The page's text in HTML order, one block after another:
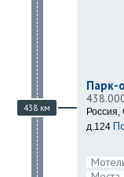
438 км
Парк-
д.124